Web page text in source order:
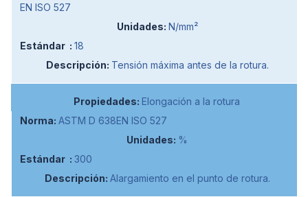
EN ISO 527
N/mm²
18
Tensión máxima antes de la rotura.
Elongación a la rotura
ASTM D 638EN ISO 527
%
300
Alargamiento en el punto de rotura.